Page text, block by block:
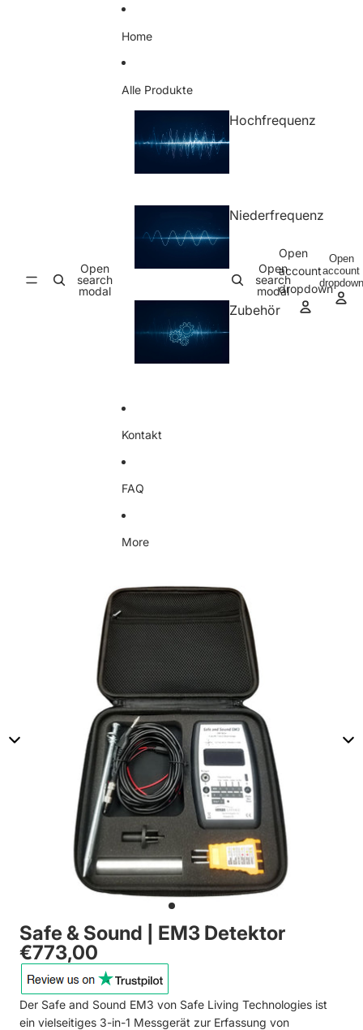
Open
search
modal
Home
Alle Produkte
Hochfrequenz
Niederfrequenz
Zubehör
Kontakt
FAQ
More
Open
search
modal
Open
account
dropdown
Open
account
dropdown
Safe & Sound | EM3 Detektor
€773,00
Der Safe and Sound EM3 von Safe Living Technologies ist
ein vielseitiges 3-in-1 Messgerät zur Erfassung von